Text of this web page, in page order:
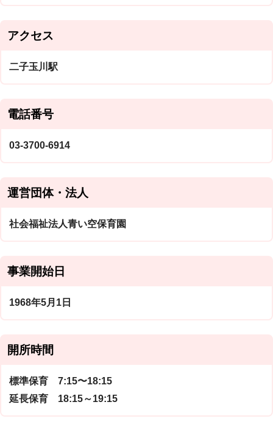
アクセス
二子玉川駅
電話番号
03-3700-6914
運営団体・法人
社会福祉法人青い空保育園
事業開始日
1968年5月1日
開所時間
標準保育 7:15〜18:15
延長保育 18:15～19:15